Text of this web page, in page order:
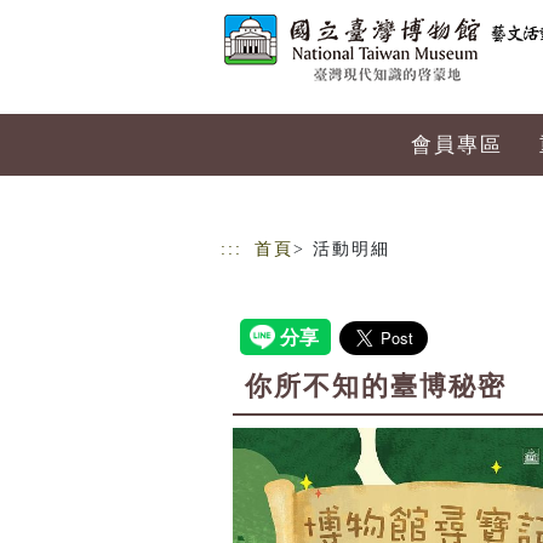
會員專區
::: 首頁 > 活動明細
你所不知的臺博秘密